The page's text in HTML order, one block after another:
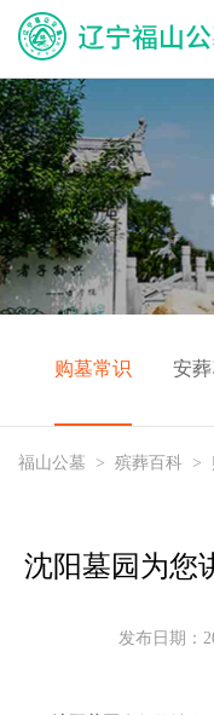
购墓常识 安
福山公墓 > 殡葬百科 >
沈阳墓园为您
发布日期：